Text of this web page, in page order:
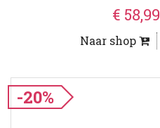
€ 58,99
Naar shop
-20%